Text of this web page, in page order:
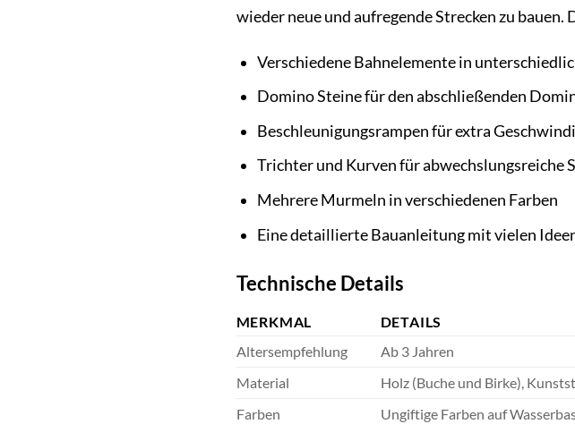
wieder neue und aufregende Strecken zu bauen.
Verschiedene Bahnelemente in
Domino Steine für den abschließenden
Beschleunigungsrampen für extra
Trichter und Kurven für abwechslungsreiche
Mehrere Murmeln in verschiedenen Farben
Eine detaillierte Bauanleitung mit vielen
Technische Details
MERKMAL
DETAILS
Altersempfehlung
Ab 3 Jahren
Material
Holz (Buche und Birke),
Farben
Ungiftige Farben auf